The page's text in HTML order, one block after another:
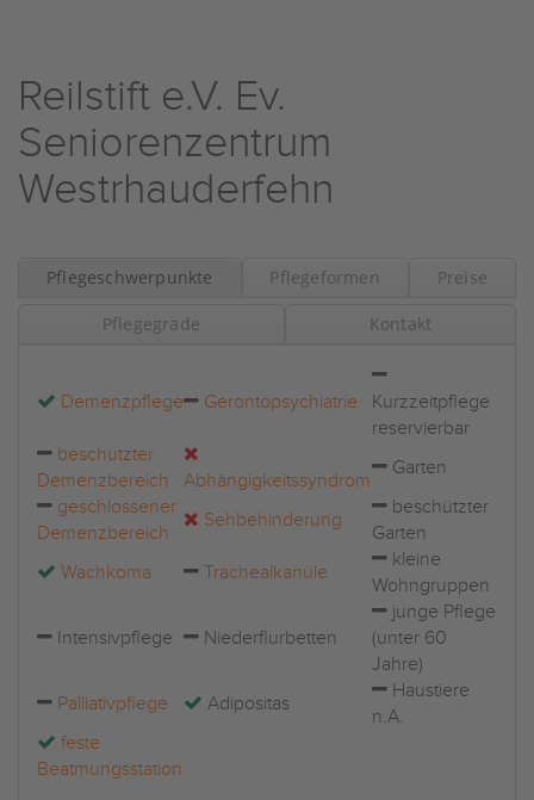
Reilstift e.V. Ev.
Seniorenzentrum
Westrhauderfehn
Pflegeschwerpunkte Pflegeformen Preise
Pflegegrade Kontakt
Demenzpflege Gerontopsychiatrie
Kurzzeitpflege
reservierbar
beschützter
Demenzbereich
Abhängigkeitssyndrom
Garten
geschlossener
Demenzbereich
Sehbehinderung
beschützter
Garten
Wachkoma
Trachealkanüle
kleine
Wohngruppen
Intensivpflege Niederflurbetten
junge Pflege
(unter 60
Jahre)
Palliativpflege
Adipositas
Haustiere
n.A.
feste
Beatmungsstation